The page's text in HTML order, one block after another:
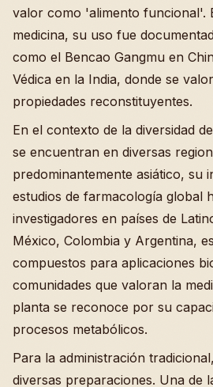
valor como 'alimento funcional'.
medicina, su uso fue
como el Bencao Gangmu en
Védica en la India, donde se
propiedades reconstituyentes.
En el contexto de la diversidad
se encuentran en diversas
predominantemente asiático, su
estudios de farmacología global
investigadores en países de
México, Colombia y Argentina,
compuestos para aplicaciones
comunidades que valoran la
planta se reconoce por su
procesos metabólicos.
Para la administración
diversas preparaciones. Una de